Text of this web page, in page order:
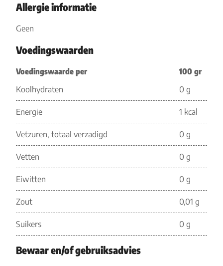
Allergie informatie
Geen
Voedingswaarden
Voedingswaarde per
100 gr
Koolhydraten
0 g
Energie 1 kcal
Vetzuren, totaal verzadigd 0 g
Vetten 0 g
Eiwitten 0 g
Zout 0,01 g
Suikers 0 g
Bewaar en/of gebruiksadvies